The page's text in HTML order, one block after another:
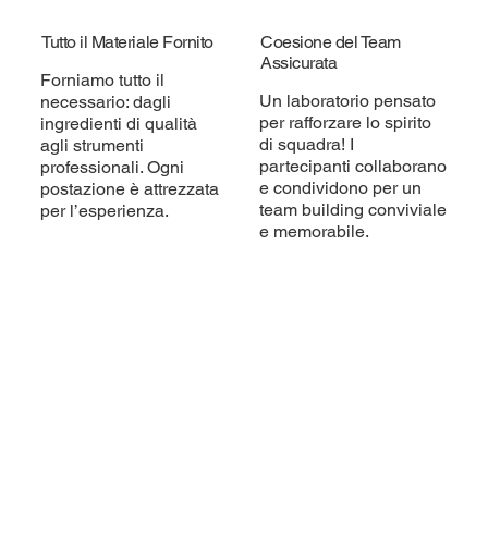
Tutto il Materiale Fornito
Forniamo tutto il
necessario: dagli
ingredienti di qualità
agli strumenti
professionali. Ogni
postazione è attrezzata
per l’esperienza.
Coesione del Team
Assicurata
Un laboratorio pensato
per rafforzare lo spirito
di squadra! I
partecipanti collaborano
e condividono per un
team building conviviale
e memorabile.